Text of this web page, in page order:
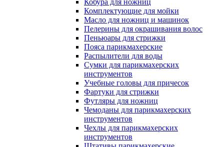
Кобура для ножниц
Комплектующие для мойки
Масло для ножниц и машинок
Пелерины для окрашивания волос
Пеньюары для стрижки
Пояса парикмахерские
Распылители для воды
Сумки для парикмахерских
инструментов
Учебные головы для причесок
Фартуки для стрижки
Футляры для ножниц
Чемоданы для парикмахерских
инструментов
Чехлы для парикмахерских
инструментов